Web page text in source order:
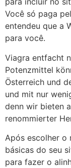
Você só paga
entendeu que a
para você.
Viagra entfacht
Potenzmittel
Österreich und
und mit nur
denn wir bieten
renommierter
Após escolher o
básicas do seu
para fazer o